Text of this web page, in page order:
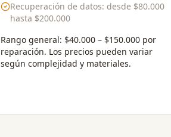
Recuperación de datos: desde $80.000
hasta $200.000
Rango general: $40.000 – $150.000 por
reparación. Los precios pueden variar
según complejidad y materiales.